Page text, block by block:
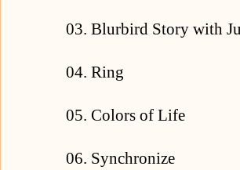
03. Blurbird Story with
04. Ring
05. Colors of Life
06. Synchronize